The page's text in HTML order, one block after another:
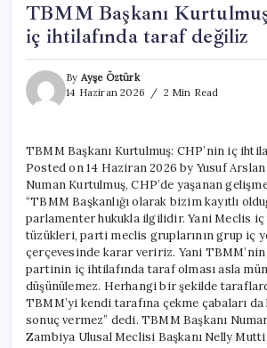
TBMM Başkanı
iç ihtilafında taraf değiliz
By Ayşe Öztürk
14 Haziran 2026
2 Min Read
TBMM Başkanı Kurtulmuş: CHP’nin iç
Posted on 14 Haziran 2026 by Yusuf
Numan Kurtulmuş, CHP’de yaşanan
“TBMM Başkanlığı olarak bizim kayıtlı
parlamenter hukukla ilgilidir. Yani Meclis
tüzükleri, parti meclis gruplarının grup iç
çerçevesinde karar veririz. Yani
partinin iç ihtilafında taraf olması asla
düşünülemez. Herhangi bir şekilde
TBMM’yi kendi tarafına çekme çabaları
sonuç vermez” dedi. TBMM Başkanı
Zambiya Ulusal Meclisi Başkanı Nelly